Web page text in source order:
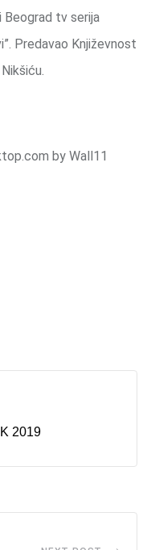
Beograd tv serija
Predavao Književnost
by Wall11
2019